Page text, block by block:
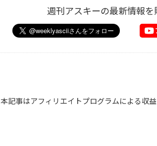
週刊アスキーの最新情報を
本記事はアフィリエイトプログラムによる収